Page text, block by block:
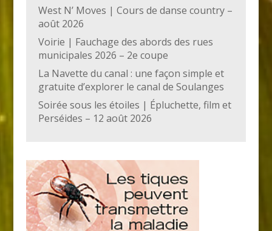
West N’ Moves | Cours de danse country –
août 2026
Voirie | Fauchage des abords des rues
municipales 2026 – 2e coupe
La Navette du canal : une façon simple et
gratuite d’explorer le canal de Soulanges
Soirée sous les étoiles | Épluchette, film et
Perséides – 12 août 2026